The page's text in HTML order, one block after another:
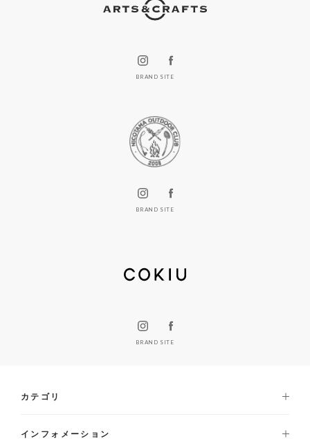
BRAND SITE
BRAND SITE
BRAND SITE
カテゴリ
インフォメーション